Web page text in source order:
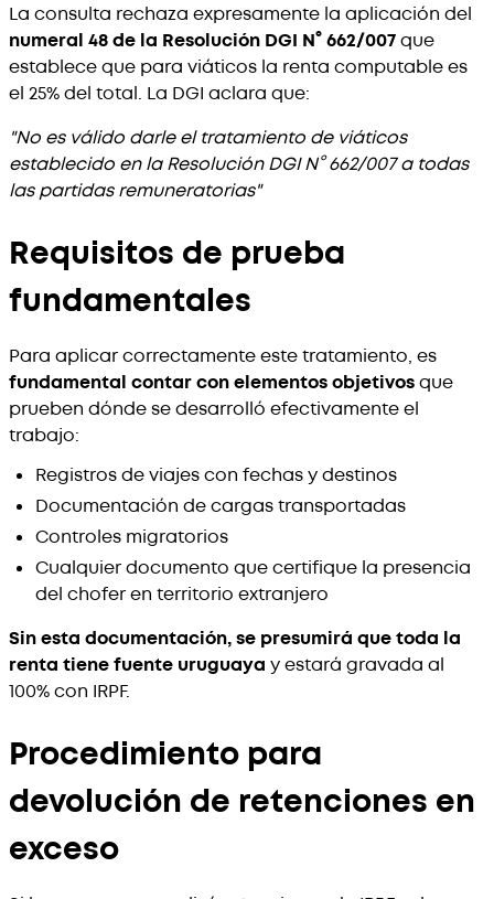
La consulta rechaza expresamente la aplicación del
numeral 48 de la Resolución DGI N° 662/007que
establece que para viáticos la renta computable es
el 25% del total. La DGI aclara que:
"No es válido darle el tratamiento de viáticos
establecido en la Resolución DGI N° 662/007 a todas
las partidas remuneratorias"
Requisitos de prueba
fundamentales
Para aplicar correctamente este tratamiento, es
fundamental contar con elementos objetivosque
prueben dónde se desarrolló efectivamente el
trabajo:
Registros de viajes con fechas y destinos
Documentación de cargas transportadas
Controles migratorios
Cualquier documento que certifique la presencia
del chofer en territorio extranjero
Sin esta documentación, se presumirá que toda la
renta tiene fuente uruguaya y estará gravada al
100% con IRPF.
Procedimiento para
devolución de retenciones en
exceso